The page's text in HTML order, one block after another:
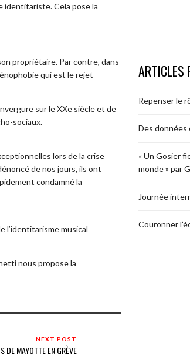
identitariste. Cela pose la
propriétaire. Par contre, dans
qui est le rejet
sur le XXe siècle et de
sociaux.
lors de la crise
de nos jours, ils ont
condamné la
l’identitarisme musical
nous propose la
NEXT POST
DE MAYOTTE EN GRÈVE
ARTICLES
Repenser le
Des données
« Un Gosier
monde » par
Journée
Couronner